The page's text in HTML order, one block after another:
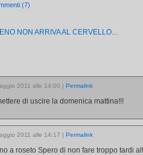
(7)
NON ARRIVA AL CERVELLO…
2011 alle 14:00 | Permalink
di uscire la domenica mattina!!!
2011 alle 14:17 | Permalink
a roseto Spero di non fare troppo tardi